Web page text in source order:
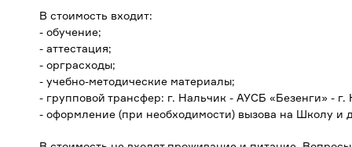
В стоимость входит:
- обучение;
- аттестация;
- орграсходы;
- учебно-методические материалы;
- групповой трансфер: г. Нальчик - АУСБ «Безенги» - г.
- оформление (при необходимости) вызова на Школу и